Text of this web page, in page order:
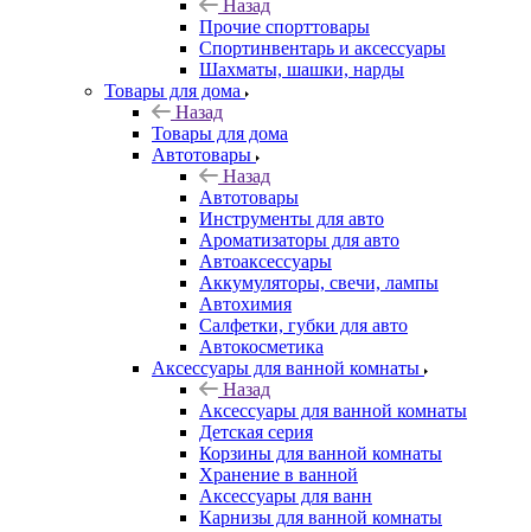
Назад
Прочие спорттовары
Спортинвентарь и аксессуары
Шахматы, шашки, нарды
Товары для дома
Назад
Товары для дома
Автотовары
Назад
Автотовары
Инструменты для авто
Ароматизаторы для авто
Автоаксессуары
Аккумуляторы, свечи, лампы
Автохимия
Салфетки, губки для авто
Автокосметика
Аксессуары для ванной комнаты
Назад
Аксессуары для ванной комнаты
Детская серия
Корзины для ванной комнаты
Хранение в ванной
Аксессуары для ванн
Карнизы для ванной комнаты